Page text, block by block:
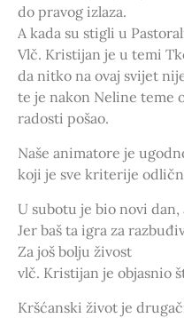
do pravog izlaza.
A kada su stigli u
Vlč. Kristijan je u temi
da nitko na ovaj svijet
te je nakon Neline teme
radosti pošao.
Naše animatore je
koji je sve kriterije
U subotu je bio novi
Jer baš ta igra za
Za još bolju živost
vlč. Kristijan je objasnio
Kršćanski život je